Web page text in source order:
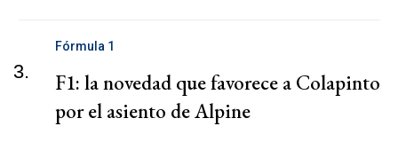
3.
Fórmula 1
F1: la novedad que favorece a Colapinto
por el asiento de Alpine